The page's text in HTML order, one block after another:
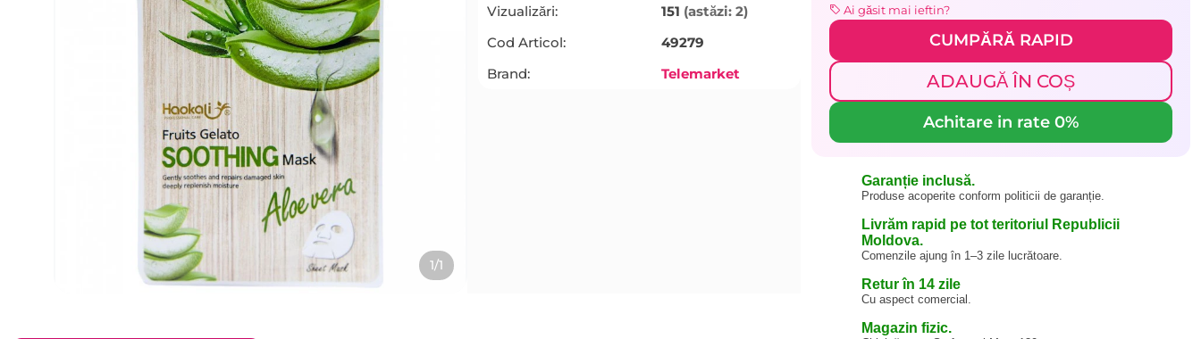
1/1
Vizualizări:
151 (astăzi: 2)
Cod Articol:
49279
Brand:
Telemarket
Ai găsit mai ieftin?
CUMPĂRĂ RAPID
ADAUGĂ ÎN COȘ
Achitare in rate 0%
Garanție inclusă.
Produse acoperite conform politicii de garanție.
Livrăm rapid pe tot teritoriul Republicii
Moldova.
Comenzile ajung în 1–3 zile lucrătoare.
Retur în 14 zile
Cu aspect comercial.
Magazin fizic.